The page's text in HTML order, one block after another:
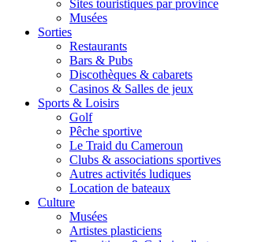
Sites touristiques par province
Musées
Sorties
Restaurants
Bars & Pubs
Discothèques & cabarets
Casinos & Salles de jeux
Sports & Loisirs
Golf
Pêche sportive
Le Traid du Cameroun
Clubs & associations sportives
Autres activités ludiques
Location de bateaux
Culture
Musées
Artistes plasticiens